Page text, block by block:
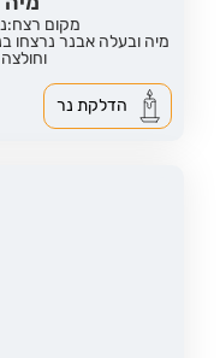
מקום
מיה ובעלה אבנר נרצחו
וחולצה
הדלקת נר